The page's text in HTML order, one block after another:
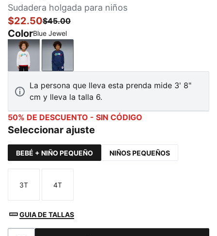
Sudadera holgada para niños
$22.50$45.00
ColorBlue Jewel
PUMA WhiteBlue Jewel
La persona que lleva esta prenda mide 3' 8"
cm y lleva la talla 6.
50% DE DESCUENTO - SIN CÓDIGO
Seleccionar ajuste
BEBÉ + NIÑO PEQUEÑO NIÑOS PEQUEÑOS
Talla
3T
Talla
4T
GUIA DE TALLAS